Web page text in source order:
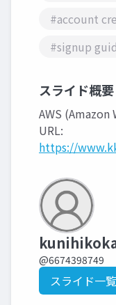
#account
#signup
スライド概要
AWS (Amazon
URL:
https://
@6674398749
スライド一覧